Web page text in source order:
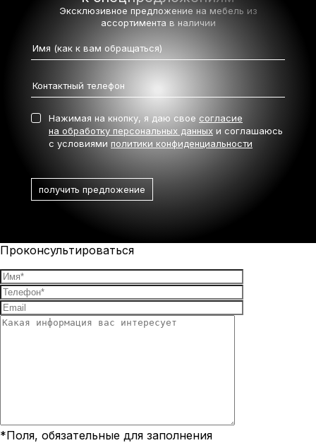
Эксклюзивное предложение на мебель из
ассортимента в наличии
Нажимая на кнопку, я даю свое согласие
на обработку персональных данных и соглашаюсь
с условиями политики конфиденциальности
Проконсультироваться
*Поля, обязательные для заполнения